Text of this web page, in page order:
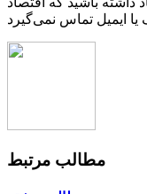
مطالب مرتبط